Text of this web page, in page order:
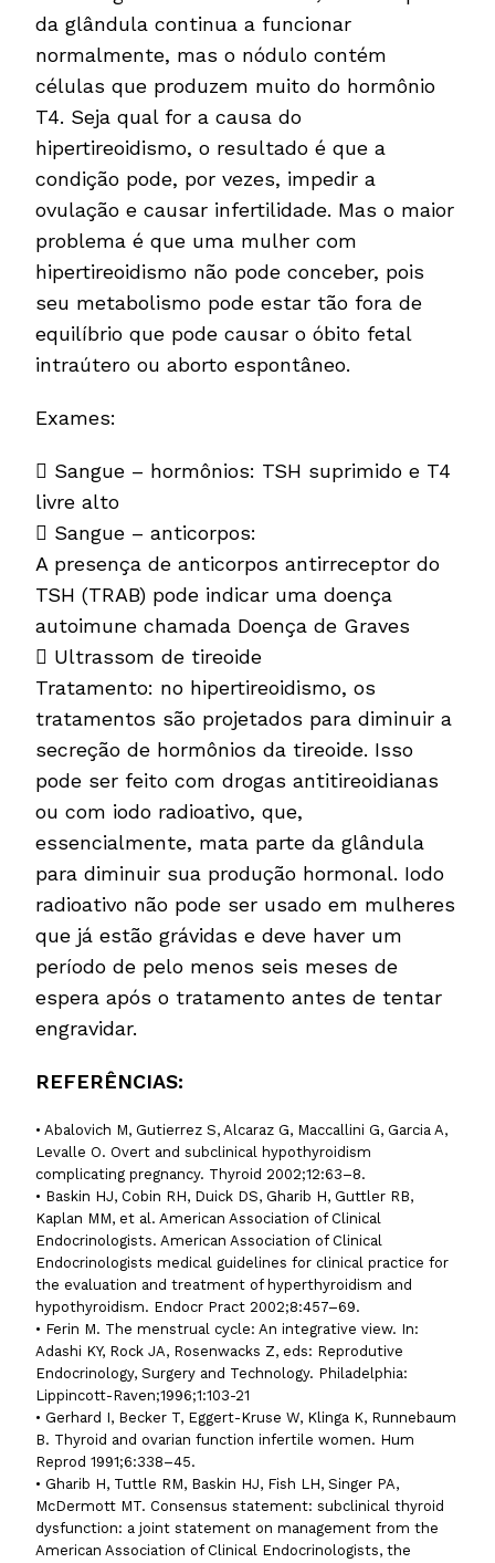
da glândula continua a funcionar
normalmente, mas o nódulo contém
células que produzem muito do hormônio
T4. Seja qual for a causa do
hipertireoidismo, o resultado é que a
condição pode, por vezes, impedir a
ovulação e causar infertilidade. Mas o maior
problema é que uma mulher com
hipertireoidismo não pode conceber, pois
seu metabolismo pode estar tão fora de
equilíbrio que pode causar o óbito fetal
intraútero ou aborto espontâneo.
Exames:
 Sangue – hormônios: TSH suprimido e T4
livre alto
 Sangue – anticorpos:
A presença de anticorpos antirreceptor do
TSH (TRAB) pode indicar uma doença
autoimune chamada Doença de Graves
 Ultrassom de tireoide
Tratamento: no hipertireoidismo, os
tratamentos são projetados para diminuir a
secreção de hormônios da tireoide. Isso
pode ser feito com drogas antitireoidianas
ou com iodo radioativo, que,
essencialmente, mata parte da glândula
para diminuir sua produção hormonal. Iodo
radioativo não pode ser usado em mulheres
que já estão grávidas e deve haver um
período de pelo menos seis meses de
espera após o tratamento antes de tentar
engravidar.
REFERÊNCIAS:
• Abalovich M, Gutierrez S, Alcaraz G, Maccallini G, Garcia A,
Levalle O. Overt and subclinical hypothyroidism
complicating pregnancy. Thyroid 2002;12:63–8.
• Baskin HJ, Cobin RH, Duick DS, Gharib H, Guttler RB,
Kaplan MM, et al. American Association of Clinical
Endocrinologists. American Association of Clinical
Endocrinologists medical guidelines for clinical practice for
the evaluation and treatment of hyperthyroidism and
hypothyroidism. Endocr Pract 2002;8:457–69.
• Ferin M. The menstrual cycle: An integrative view. In:
Adashi KY, Rock JA, Rosenwacks Z, eds: Reprodutive
Endocrinology, Surgery and Technology. Philadelphia:
Lippincott-Raven;1996;1:103-21
• Gerhard I, Becker T, Eggert-Kruse W, Klinga K, Runnebaum
B. Thyroid and ovarian function infertile women. Hum
Reprod 1991;6:338–45.
• Gharib H, Tuttle RM, Baskin HJ, Fish LH, Singer PA,
McDermott MT. Consensus statement: subclinical thyroid
dysfunction: a joint statement on management from the
American Association of Clinical Endocrinologists, the